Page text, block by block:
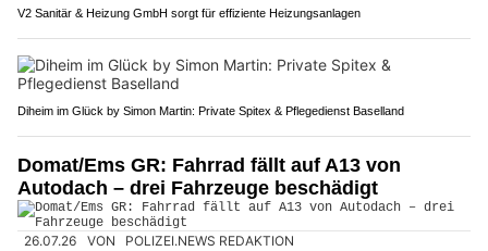
V2 Sanitär & Heizung GmbH sorgt für effiziente Heizungsanlagen
Diheim im Glück by Simon Martin: Private Spitex & Pflegedienst Baselland
Domat/Ems GR: Fahrrad fällt auf A13 von
Autodach – drei Fahrzeuge beschädigt
26.07.26 VON POLIZEI.NEWS REDAKTION